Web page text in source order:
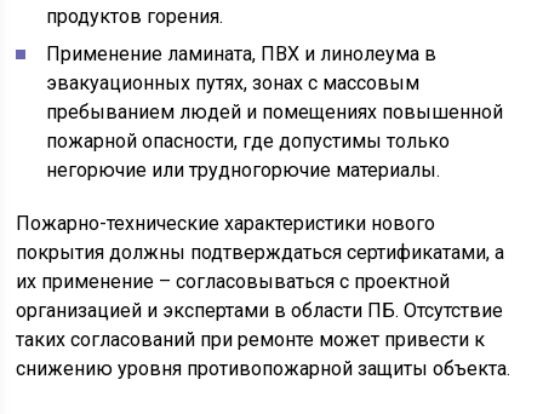
продуктов горения.
Применение ламината, ПВХ и линолеума в
эвакуационных путях, зонах с массовым
пребыванием людей и помещениях повышенной
пожарной опасности, где допустимы только
негорючие или трудногорючие материалы.
Пожарно-технические характеристики нового
покрытия должны подтверждаться сертификатами, а
их применение – согласовываться с проектной
организацией и экспертами в области ПБ. Отсутствие
таких согласований при ремонте может привести к
снижению уровня противопожарной защиты объекта.